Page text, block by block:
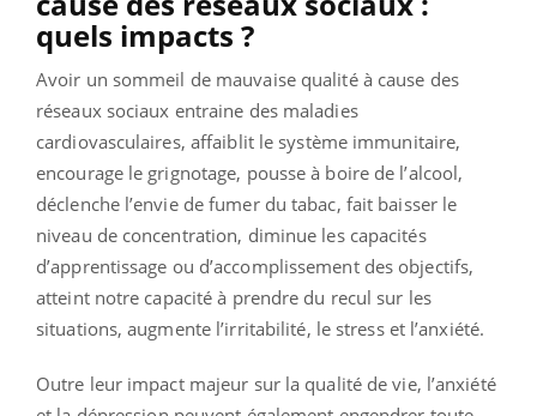
quels impacts ?
Avoir un sommeil de mauvaise qualité à cause des
réseaux sociaux entraine des maladies
cardiovasculaires, affaiblit le système immunitaire,
encourage le grignotage, pousse à boire de l’alcool,
déclenche l’envie de fumer du tabac, fait baisser le
niveau de concentration, diminue les capacités
d’apprentissage ou d’accomplissement des objectifs,
atteint notre capacité à prendre du recul sur les
situations, augmente l’irritabilité, le stress et l’anxiété.
Outre leur impact majeur sur la qualité de vie, l’anxiété